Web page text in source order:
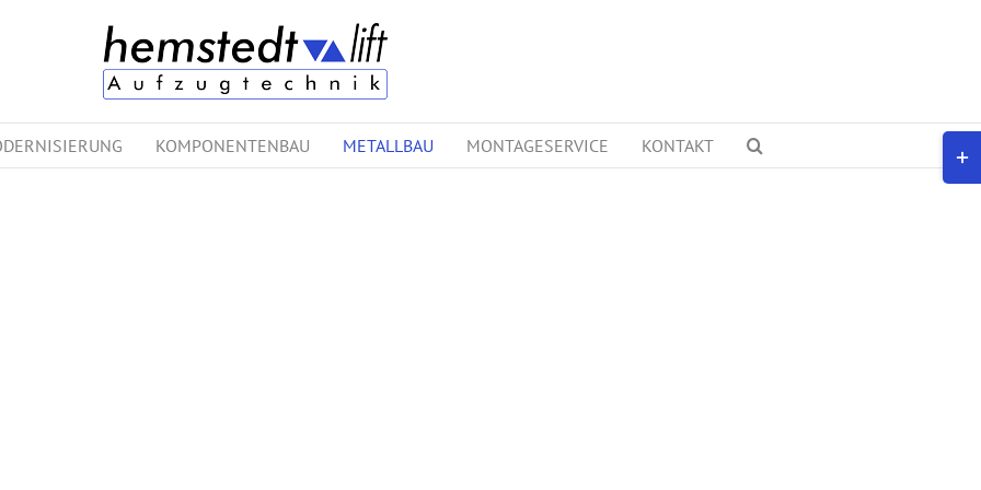
KOMPONENTENBAU METALLBAU MONTAGESERVICE KONTAKT